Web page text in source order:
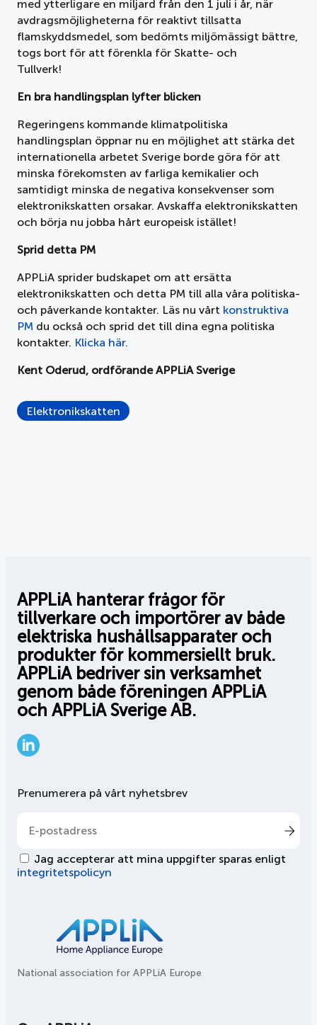
med ytterligare en miljard från den 1 juli i år, när
avdragsmöjligheterna för reaktivt tillsatta
flamskyddsmedel, som bedömts miljömässigt bättre,
togs bort för att förenkla för Skatte- och
Tullverk!
En bra handlingsplan lyfter blicken
Regeringens kommande klimatpolitiska
handlingsplan öppnar nu en möjlighet att stärka det
internationella arbetet Sverige borde göra för att
minska förekomsten av farliga kemikalier och
samtidigt minska de negativa konsekvenser som
elektronikskatten orsakar. Avskaffa elektronikskatten
och börja nu jobba hårt europeisk istället!
Sprid detta PM
APPLiA sprider budskapet om att ersätta
elektronikskatten och detta PM till alla våra politiska-
och påverkande kontakter. Läs nu vårt konstruktiva
PM du också och sprid det till dina egna politiska
kontakter. Klicka här.
Kent Oderud, ordförande APPLiA Sverige
Elektronikskatten
APPLiA hanterar frågor för
tillverkare och importörer av både
elektriska hushållsapparater och
produkter för kommersiellt bruk.
APPLiA bedriver sin verksamhet
genom både föreningen APPLiA
och APPLiA Sverige AB.
National association for APPLiA Europe
Prenumerera på vårt nyhetsbrev
Jag accepterar att mina uppgifter sparas enligt
integritetspolicyn